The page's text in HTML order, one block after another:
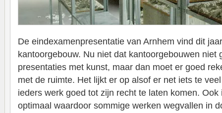
De eindexamenpresentatie van Arnhem vind dit
kantoorgebouw. Nu niet dat kantoorgebouwen niet
presentaties met kunst, maar dan moet er goed
met de ruimte. Het lijkt er op alsof er net iets te
ieders werk goed tot zijn recht te laten komen.
optimaal waardoor sommige werken wegvallen in